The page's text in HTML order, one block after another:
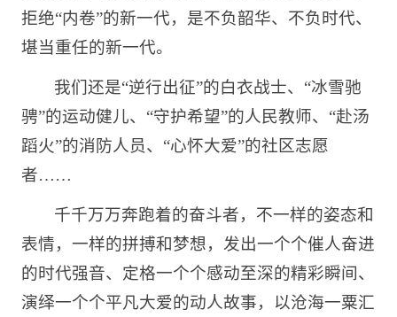
拒绝“内卷”的新一代，是不负韶华、不负时代、
堪当重任的新一代。
我们还是“逆行出征”的白衣战士、“冰雪驰
骋”的运动健儿、“守护希望”的人民教师、“赴汤
蹈火”的消防人员、“心怀大爱”的社区志愿
者……
千千万万奔跑着的奋斗者，不一样的姿态和
表情，一样的拼搏和梦想，发出一个个催人奋进
的时代强音、定格一个个感动至深的精彩瞬间、
演绎一个个平凡大爱的动人故事，以沧海一粟汇